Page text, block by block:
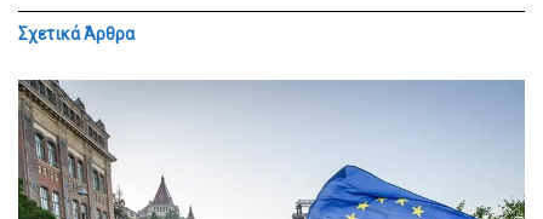
ΣχετικάΆρθρα